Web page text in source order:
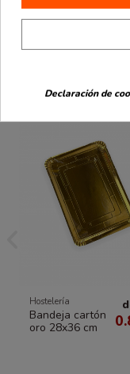
Hostelería
Bandeja cartón
oro 28x36 cm
Declaración de